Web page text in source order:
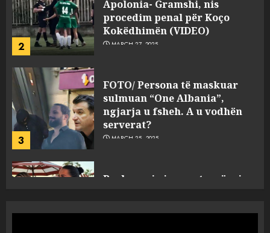
3
FOTO/ Persona të maskuar
sulmuan “One Albania”,
ngjarja u fsheh. A u vodhën
4
Prokuroria jep pretencën, ja
çfarë dënimi kërkon për
Mariela dhe Antonela